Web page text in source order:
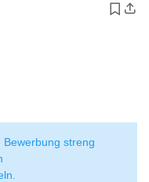
Bewerbung streng